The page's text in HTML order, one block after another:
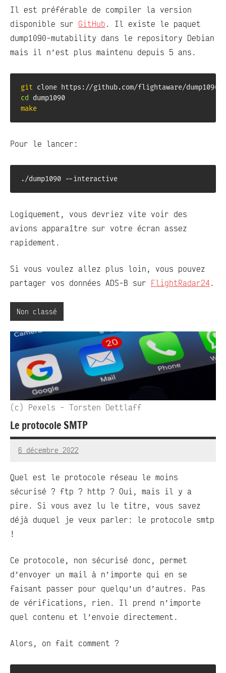
Il est préférable de compiler la version
disponible sur GitHub . Il existe le paquet
dump1090-mutability dans le repository Debian
mais il n’est plus maintenu depuis 5 ans.
git
cd
make
Pour le lancer:
./dump1090 --interactive
Logiquement, vous devriez vite voir des
avions apparaître sur votre écran assez
rapidement.
Si vous voulez allez plus loin, vous pouvez
partager vos données ADS-B sur FlightRadar24 .
Non classé
(c) Pexels - Torsten Dettlaff
Le protocole SMTP
6 décembre 2022
RedBug
Aucun
Quel est le protocole réseau le moins
sécurisé ? ftp ? http ? Oui, mais il y a
pire. Si vous avez lu le titre, vous savez
déjà duquel je veux parler: le protocole smtp
!
Ce protocole, non sécurisé donc, permet
d’envoyer un mail à n’importe qui en se
faisant passer pour quelqu’un d’autres. Pas
de vérifications, rien. Il prend n’importe
quel contenu et l’envoie directement.
Alors, on fait comment ?